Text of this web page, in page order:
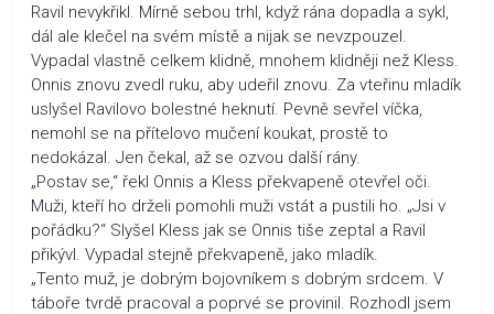
Ravil nevykřikl. Mírně sebou trhl, když rána dopadla a sykl,
dál ale klečel na svém místě a nijak se nevzpouzel.
Vypadal vlastně celkem klidně, mnohem klidněji než Kless.
Onnis znovu zvedl ruku, aby udeřil znovu. Za vteřinu mladík
uslyšel Ravilovo bolestné heknutí. Pevně sevřel víčka,
nemohl se na přítelovo mučení koukat, prostě to
nedokázal. Jen čekal, až se ozvou další rány.
„Postav se,“ řekl Onnis a Kless překvapeně otevřel oči.
Muži, kteří ho drželi pomohli muži vstát a pustili ho. „Jsi v
pořádku?“ Slyšel Kless jak se Onnis tiše zeptal a Ravil
přikývl. Vypadal stejně překvapeně, jako mladík.
„Tento muž, je dobrým bojovníkem s dobrým srdcem. V
táboře tvrdě pracoval a poprvé se provinil. Rozhodl jsem